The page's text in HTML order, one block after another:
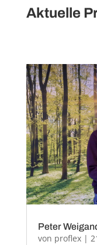
Aktuelle
Peter
von proflex|